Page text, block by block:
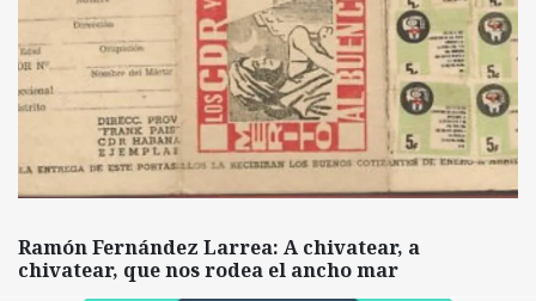
Ramón Fernández Larrea: A chivatear, a
chivatear, que nos rodea el ancho mar